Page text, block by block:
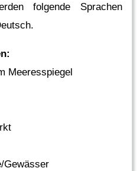
folgende Sprachen
Meeresspiegel
Gewässer